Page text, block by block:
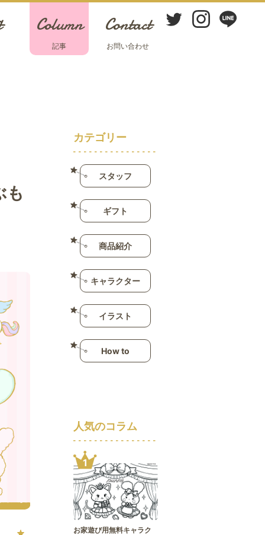
Column
記事
Contact
お問い合わせ
も
カテゴリー
スタッフ
ギフト
商品紹介
キャラクター
イラスト
How to
人気のコラム
1
お家遊び用無料キャラク